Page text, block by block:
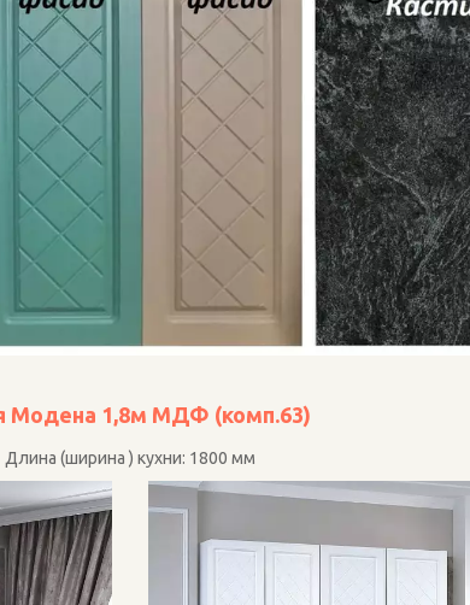
Модена 1,8м МДФ (комп.63)
Длина (ширина ) кухни: 1800 мм